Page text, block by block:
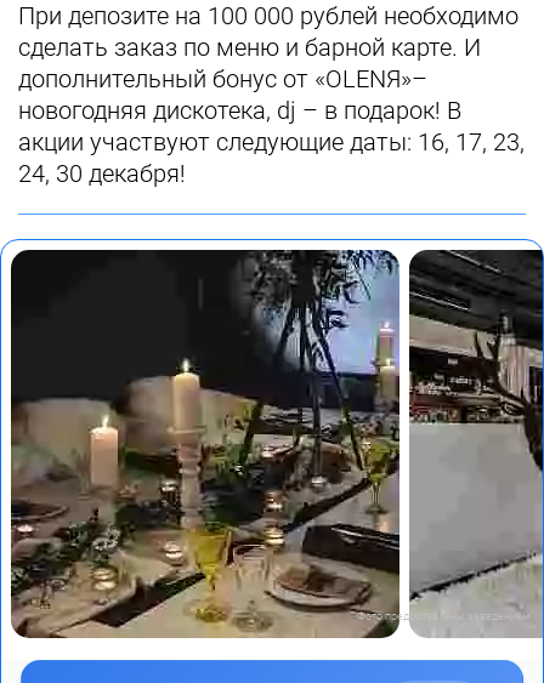
При депозите на 100 000 рублей необходимо
сделать заказ по меню и барной карте. И
дополнительный бонус от «OLENЯ»–
новогодняя дискотека, dj – в подарок! В
акции участвуют следующие даты: 16, 17, 23,
24, 30 декабря!
Фото предоставлены заведением